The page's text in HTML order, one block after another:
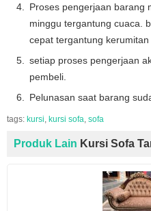
Proses pengerjaan barang
minggu tergantung cuaca.
cepat tergantung kerumitan
setiap proses pengerjaan
pembeli.
Pelunasan saat barang
tags: kursi kursi sofa sofa
Produk Lain Kursi Sofa